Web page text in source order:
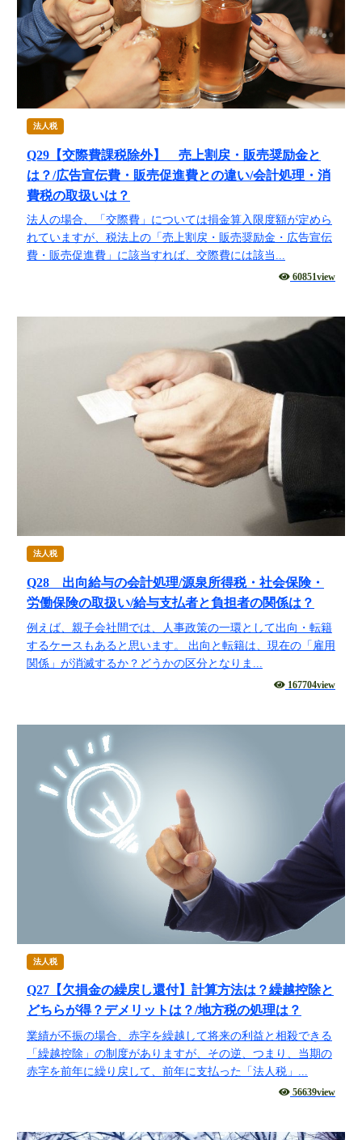
法人税
Q29【交際費課税除外】 売上割戻・販売奨励金と
は？/広告宣伝費・販売促進費との違い/会計処理・消
費税の取扱いは？
法人の場合、「交際費」については損金算入限度額が定めら
れていますが、税法上の「売上割戻・販売奨励金・広告宣伝
費・販売促進費」に該当すれば、交際費には該当...
60851view
法人税
Q28 出向給与の会計処理/源泉所得税・社会保険・
労働保険の取扱い/給与支払者と負担者の関係は？
例えば、親子会社間では、人事政策の一環として出向・転籍
するケースもあると思います。 出向と転籍は、現在の「雇用
関係」が消滅するか？どうかの区分となりま...
167704view
法人税
Q27【欠損金の繰戻し還付】計算方法は？繰越控除と
どちらが得？デメリットは？/地方税の処理は？
業績が不振の場合、赤字を繰越して将来の利益と相殺できる
「繰越控除」の制度がありますが、その逆、つまり、当期の
赤字を前年に繰り戻して、前年に支払った「法人税」...
56639view